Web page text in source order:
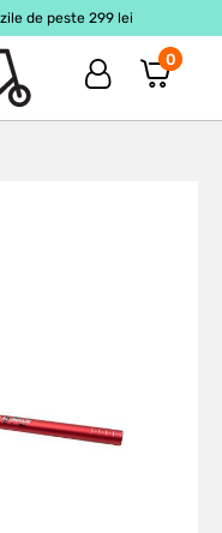
de peste 299 lei
0